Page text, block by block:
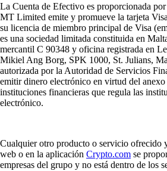
La Cuenta de Efectivo es proporcionada
MT Limited emite y promueve la tarjeta Visa
su licencia de miembro principal de Visa
es una sociedad limitada constituida en
mercantil C 90348 y oficina registrada en
Mikiel Ang Borg, SPK 1000, St. Julians,
autorizada por la Autoridad de Servicios
emitir dinero electrónico en virtud del
instituciones financieras que regula las
electrónico.
Cualquier otro producto o servicio ofrecido
web o en la aplicación Crypto.com se
empresas del grupo y no está dentro de los